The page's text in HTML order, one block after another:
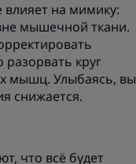
на мимику:
мышечной ткани.
круг
мышц. Улыбаясь, вы
снижается.
что всё будет